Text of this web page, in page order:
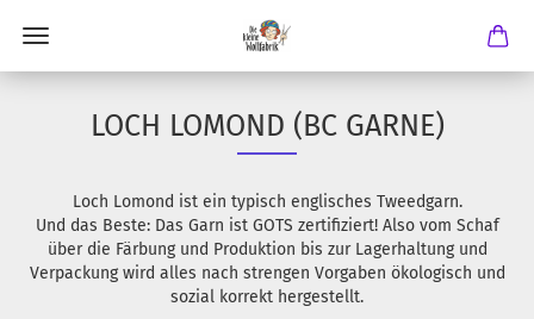
LOCH LOMOND (BC GARNE)
Loch Lomond ist ein typisch englisches Tweedgarn.
Und das Beste: Das Garn ist GOTS zertifiziert! Also vom Schaf
über die Färbung und Produktion bis zur Lagerhaltung und
Verpackung wird alles nach strengen Vorgaben ökologisch und
sozial korrekt hergestellt.